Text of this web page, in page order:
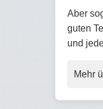
Aber
guten
und
Mehr